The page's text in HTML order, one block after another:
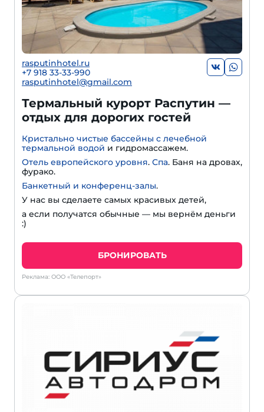
rasputinhotel.ru
+7 918 33-33-990
rasputinhotel@gmail.com
Термальный курорт Распутин —
отдых для дорогих гостей
Кристально чистые бассейны с лечебной
термальной водой и гидромассажем.
Отель европейского уровня. Спа. Баня на дровах,
фурако.
Банкетный и конференц-залы.
У нас вы сделаете самых красивых детей,
а если получатся обычные — мы вернём деньги
:)
БРОНИРОВАТЬ
Реклама: ООО «Телепорт»